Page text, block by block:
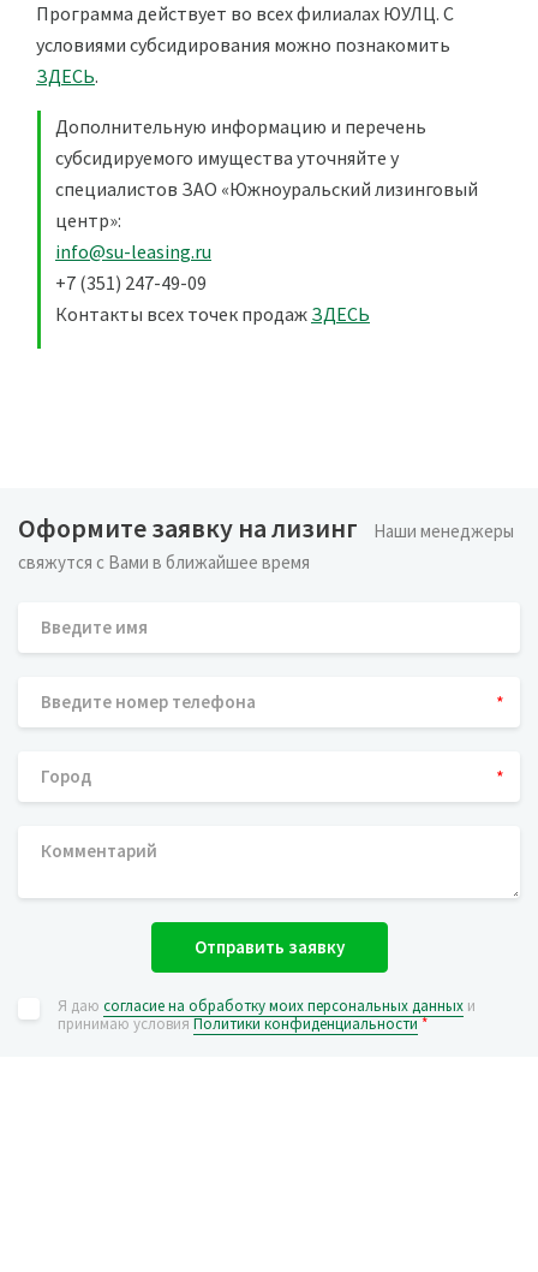
Программа действует во всех филиалах ЮУЛЦ. С
условиями субсидирования можно познакомить
ЗДЕСЬ.
Дополнительную информацию и перечень
субсидируемого имущества уточняйте у
специалистов ЗАО «Южноуральский лизинговый
центр»:
info@su-leasing.ru
+7 (351) 247-49-09
Контакты всех точек продаж ЗДЕСЬ
Оформите заявку на лизинг
Наши менеджеры
свяжутся с Вами в ближайшее время
*
*
Отправить заявку
Я даю согласие на обработку моих персональных данных и
принимаю условияПолитики конфиденциальности*